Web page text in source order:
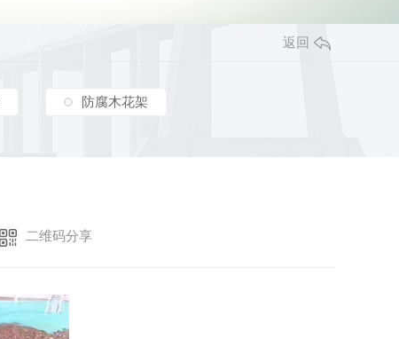
返回
防腐木花架
二维码分享